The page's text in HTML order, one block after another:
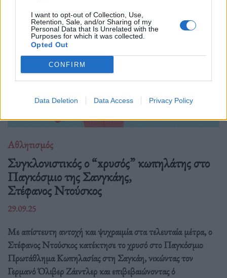
I want to opt-out of Collection, Use,
Retention, Sale, and/or Sharing of my
Personal Data that Is Unrelated with the
Purposes for which it was collected.
Opted Out
CONFIRM
Data Deletion Data Access Privacy Policy
Αθλητισμός
Συγκλονιστικός ο “xρυσός” κωπηλάτης στο
Παγκόσμιο της Σανγκάης,
Στέφανος Ντούσκος
29.09.25
Με απίστευτη αντοχή και ψυχραιμία στα τελευταία μέτρα, ο
Στέφανος Ντούσκος κατέκτησε το χρυσό στο Παγκόσμιο
Πρωτάθλημα Κωπηλασίας στη Σαγκάη, νικώντας τον
Γερμανό Όλιβερ Ζάιντλερ και επιβεβαιώνοντας ό